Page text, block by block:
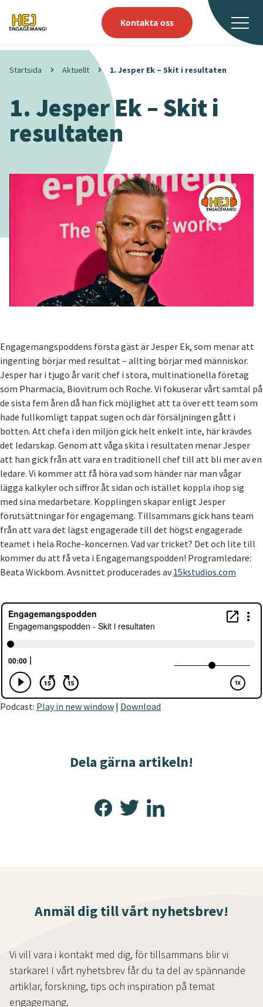
Kontakta oss
Startsida Aktuellt 1. Jesper Ek – Skit i resultaten
1. Jesper Ek – Skit i
resultaten
Engagemangspoddens första gäst är Jesper Ek, som menar att
ingenting börjar med resultat – allting börjar med människor.
Jesper har i tjugo år varit chef i stora, multinationella företag
som Pharmacia, Biovitrum och Roche. Vi fokuserar vårt samtal på
de sista fem åren då han fick möjlighet att ta över ett team som
hade fullkomligt tappat sugen och där försäljningen gått i
botten. Att chefa i den miljön gick helt enkelt inte, här krävdes
det ledarskap. Genom att våga skita i resultaten menar Jesper
att han gick från att vara en traditionell chef till att bli mer av en
ledare. Vi kommer att få höra vad som händer när man vågar
lägga kalkyler och siffror åt sidan och istället koppla ihop sig
med sina medarbetare. Kopplingen skapar enligt Jesper
förutsättningar för engagemang. Tillsammans gick hans team
från att vara det lägst engagerade till det högst engagerade
teamet i hela Roche-koncernen. Vad var tricket? Det och lite till
kommer du att få veta i Engagemangspodden! Programledare:
Beata Wickbom. Avsnittet producerades av15kstudios.com
Podcast: Play in new window | Download
Dela gärna artikeln!
Anmäl dig till vårt nyhetsbrev!
Vi vill vara i kontakt med dig, för tillsammans blir vi
starkare! I vårt nyhetsbrev får du ta del av spännande
artiklar, forskning, tips och inspiration på temat
engagemang.